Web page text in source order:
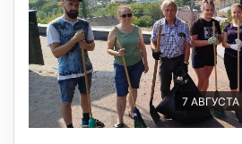
7 АВГУСТА